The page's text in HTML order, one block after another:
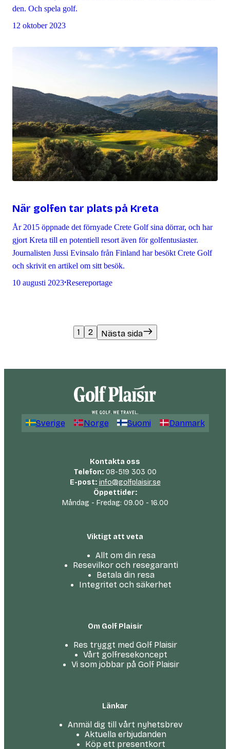
den. Och spela golf.
12 oktober 2023
När golfen tar plats på Kreta
År 2015 öppnade det förnyade Crete Golf sina dörrar, och har
gjort Kreta till en potentiell resort även för golfentusiaster.
Journalisten Jussi Evinsalo från Finland har besökt Crete Golf
och skrivit en artikel om sitt besök.
10 augusti 2023•Resereportage
1 2 Nästa sida
Sverige Norge Suomi Danmark
Kontakta oss
Telefon:08-519 303 00
E-post: info@golfplaisir.se
Öppettider:
Måndag - Fredag: 09.00 - 16.00
Viktigt att veta
Allt om din resa
Resevilkor och resegaranti
Betala din resa
Integritet och säkerhet
Om Golf Plaisir
Res tryggt med Golf Plaisir
Vårt golfresekoncept
Vi som jobbar på Golf Plaisir
Länkar
Anmäl dig till vårt nyhetsbrev
Aktuella erbjudanden
Köp ett presentkort